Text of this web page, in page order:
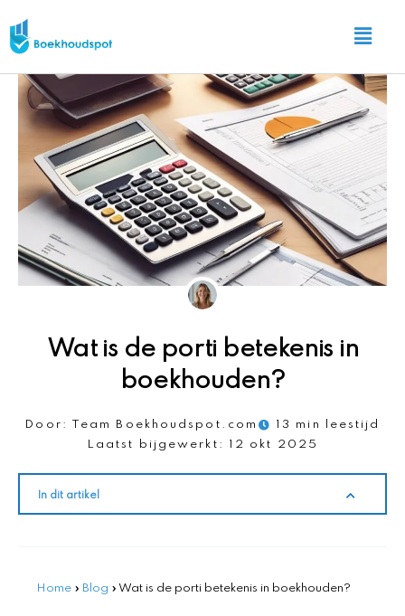
naar
de
Main
Menu
Wat is de porti betekenis in
boekhouden?
Door: Team Boekhoudspot.com
13 min leestijd
Laatst bijgewerkt:
12 okt 2025
In dit artikel
Home » Blog » Wat is de porti betekenis in boekhouden?